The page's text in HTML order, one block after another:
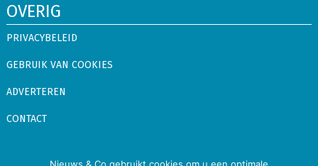
OVERIG
PRIVACYBELEID
GEBRUIK VAN COOKIES
ADVERTEREN
CONTACT